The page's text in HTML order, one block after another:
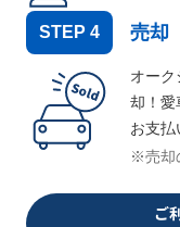
STEP 4 売却
オーク
却！愛
お支払
※売却
ご